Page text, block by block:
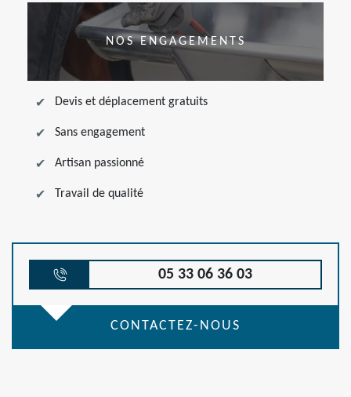
NOS ENGAGEMENTS
Devis et déplacement gratuits
Sans engagement
Artisan passionné
Travail de qualité
05 33 06 36 03
CONTACTEZ-NOUS